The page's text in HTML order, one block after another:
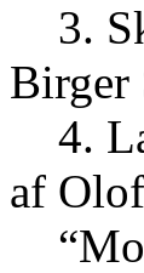
3.
Birger
4.
af